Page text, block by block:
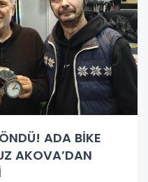
ADA BİKE
AKOVA’DAN